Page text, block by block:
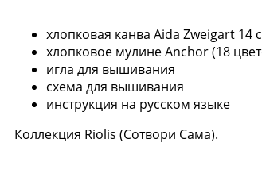
хлопковая канва Aida Zweigart 14
хлопковое мулине Anchor (18
игла для вышивания
схема для вышивания
инструкция на русском языке
Коллекция Riolis (Сотвори Сама).